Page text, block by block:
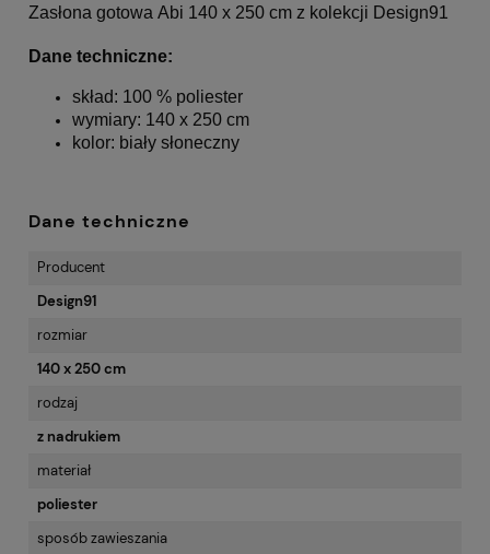
Zasłona gotowa Abi 140 x 250 cm z kolekcji Design91
Dane techniczne:
skład: 100 % poliester
wymiary: 140 x 250 cm
kolor: biały słoneczny
Dane techniczne
Producent
Design91
rozmiar
140 x 250 cm
rodzaj
z nadrukiem
materiał
poliester
sposób zawieszania